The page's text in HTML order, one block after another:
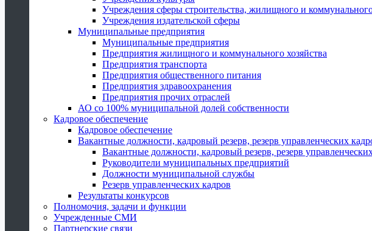
Учреждения сферы строительства, жилищного и коммунального
Учреждения издательской сферы
Муниципальные предприятия
Муниципальные предприятия
Предприятия жилищного и коммунального хозяйства
Предприятия транспорта
Предприятия общественного питания
Предприятия здравоохранения
Предприятия прочих отраслей
АО со 100% муниципальной долей собственности
Кадровое обеспечение
Кадровое обеспечение
Вакантные должности, кадровый резерв, резерв управленческих
Вакантные должности, кадровый резерв, резерв
Руководители муниципальных предприятий
Должности муниципальной службы
Резерв управленческих кадров
Результаты конкурсов
Полномочия, задачи и функции
Учрежденные СМИ
Партнерские связи